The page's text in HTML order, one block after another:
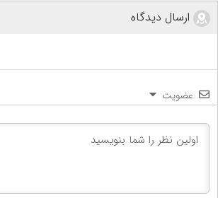
ارسال دیدگاه
عضویت